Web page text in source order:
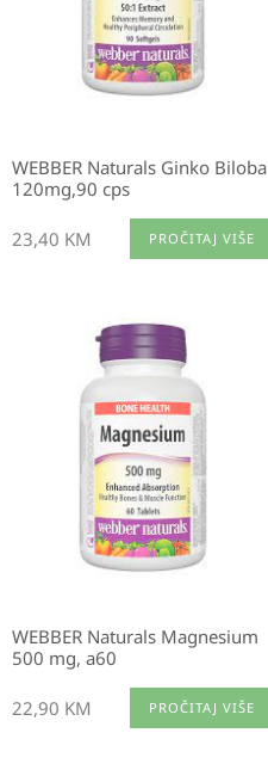
WEBBER Naturals Ginko Biloba
120mg,90 cps
23,40 KM PROČITAJ VIŠE
WEBBER Naturals Magnesium
500 mg, a60
22,90 KM PROČITAJ VIŠE